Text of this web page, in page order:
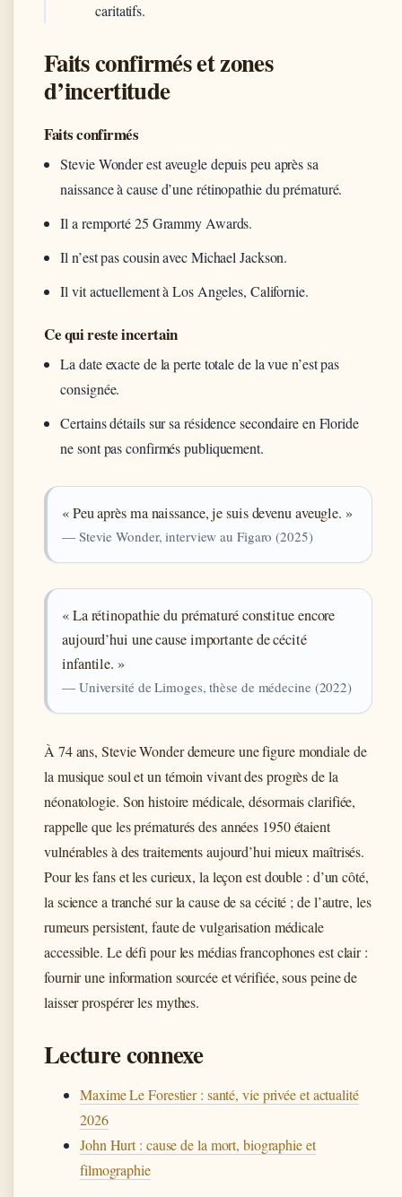
caritatifs.
Faits confirmés et zones
d’incertitude
Faits confirmés
Stevie Wonder est aveugle depuis peu après sa
naissance à cause d’une rétinopathie du prématuré.
Il a remporté 25 Grammy Awards.
Il n’est pas cousin avec Michael Jackson.
Il vit actuellement à Los Angeles, Californie.
Ce qui reste incertain
La date exacte de la perte totale de la vue n’est pas
consignée.
Certains détails sur sa résidence secondaire en Floride
ne sont pas confirmés publiquement.
« Peu après ma naissance, je suis devenu aveugle. »
— Stevie Wonder, interview au Figaro (2025)
« La rétinopathie du prématuré constitue encore
aujourd’hui une cause importante de cécité
infantile. »
— Université de Limoges, thèse de médecine (2022)
À 74 ans, Stevie Wonder demeure une figure mondiale de
la musique soul et un témoin vivant des progrès de la
néonatologie. Son histoire médicale, désormais clarifiée,
rappelle que les prématurés des années 1950 étaient
vulnérables à des traitements aujourd’hui mieux maîtrisés.
Pour les fans et les curieux, la leçon est double : d’un côté,
la science a tranché sur la cause de sa cécité ; de l’autre, les
rumeurs persistent, faute de vulgarisation médicale
accessible. Le défi pour les médias francophones est clair :
fournir une information sourcée et vérifiée, sous peine de
laisser prospérer les mythes.
Lecture connexe
Maxime Le Forestier : santé, vie privée et actualité
2026
John Hurt : cause de la mort, biographie et
filmographie